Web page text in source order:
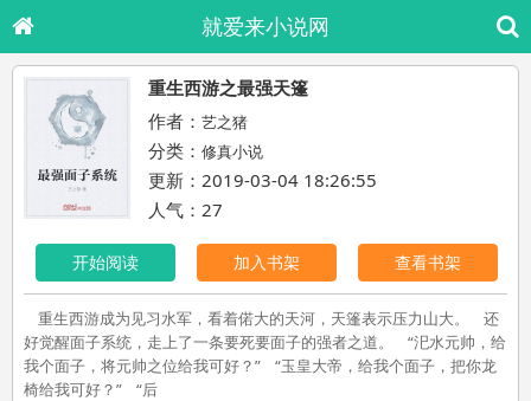
就爱来小说网
重生西游之最强天篷
作者： 艺之猪
分类： 修真小说
更新：2019-03-04 18:26:55
人气：27
开始阅读 加入书架 查看书架
重生西游成为见习水军，看着偌大的天河，天篷表示压力山大。 还
好觉醒面子系统，走上了一条要死要面子的强者之道。 “汜水元帅，给
我个面子，将元帅之位给我可好？” “玉皇大帝，给我个面子，把你龙
椅给我可好？” “后